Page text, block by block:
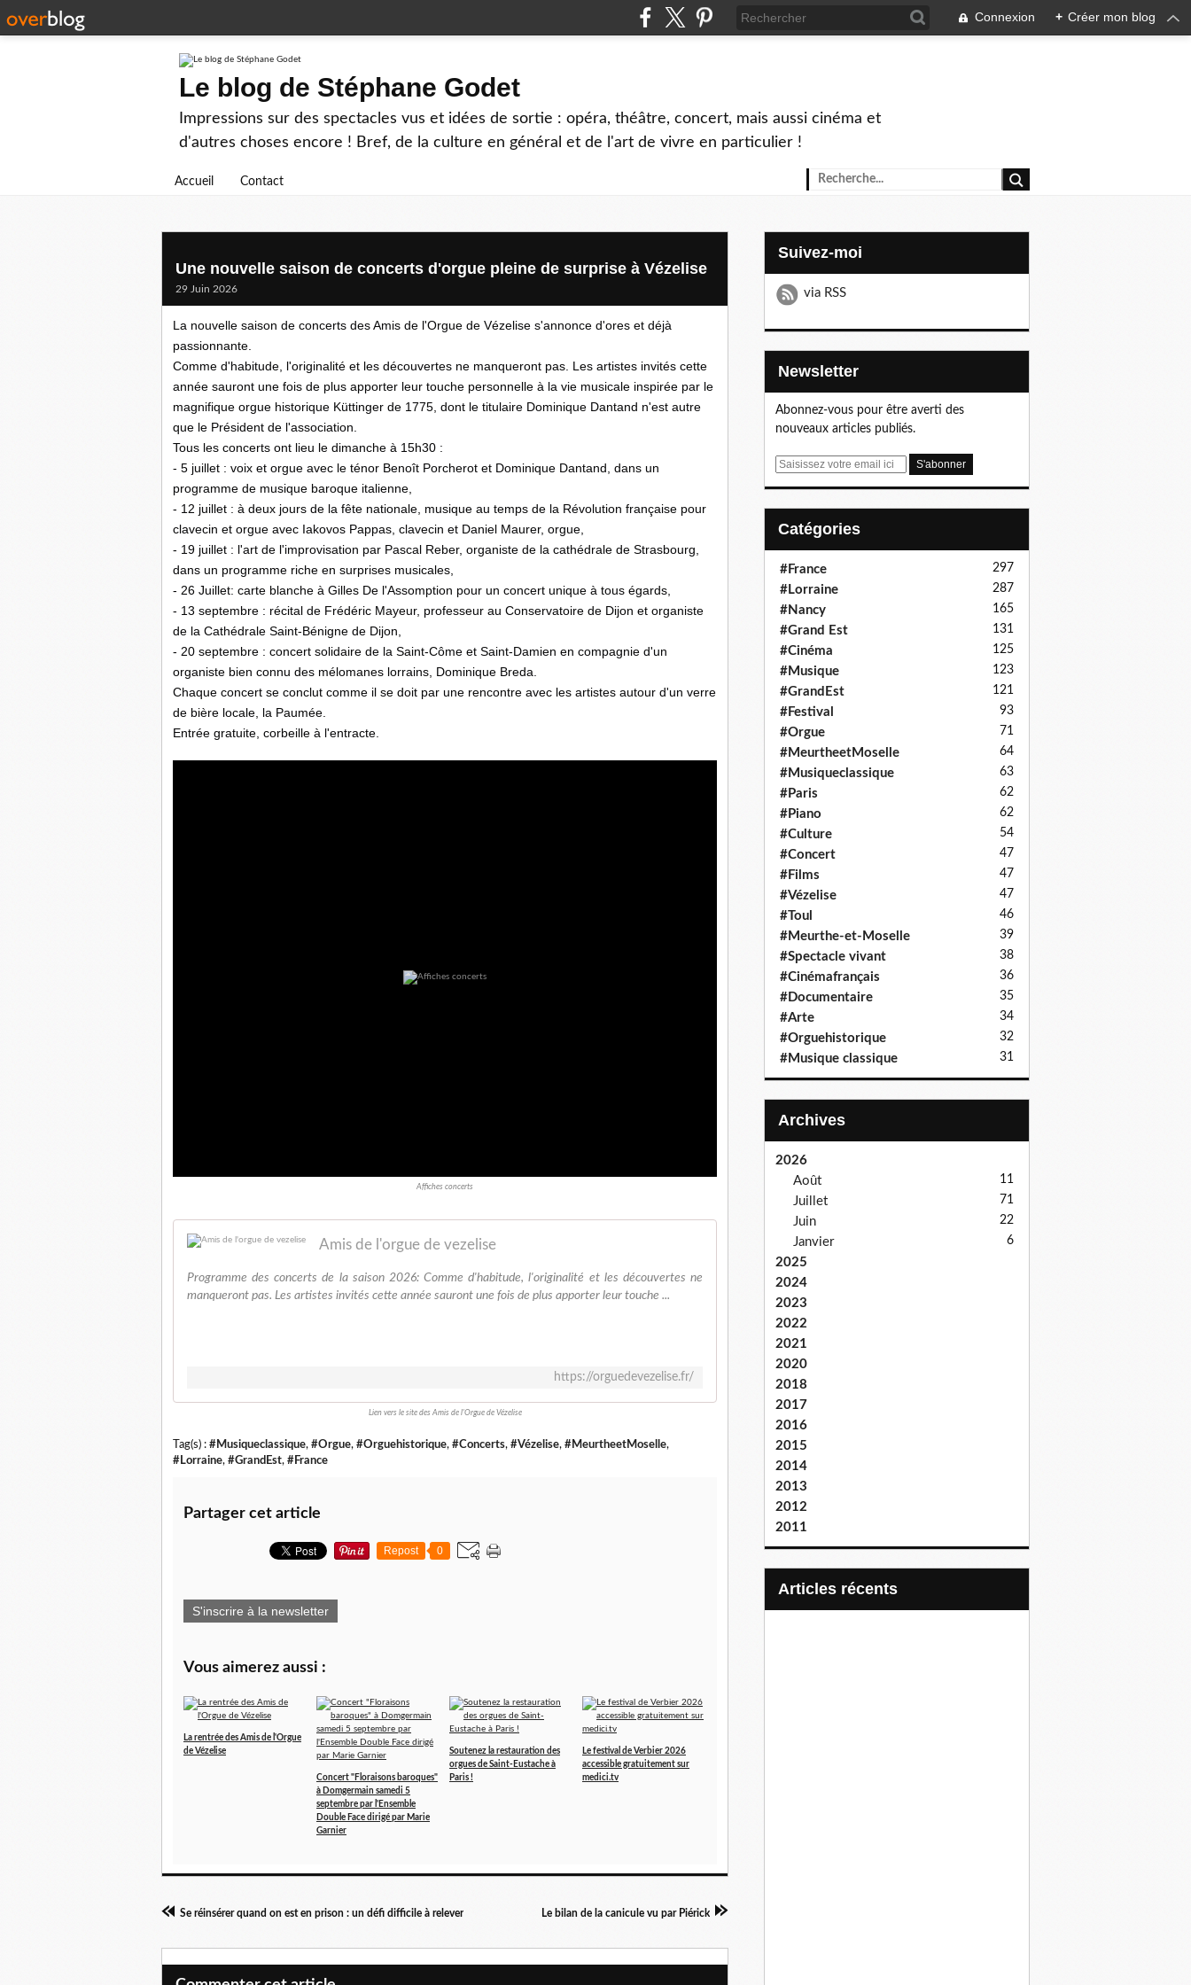
Connexion + Créer mon blog
Le blog de Stéphane Godet
Impressions sur des spectacles vus et idées de sortie : opéra, théâtre, concert, mais aussi cinéma et
d'autres choses encore ! Bref, de la culture en général et de l'art de vivre en particulier !
Accueil Contact
Une nouvelle saison de concerts d'orgue pleine de surprise à Vézelise
29 Juin 2026
La nouvelle saison de concerts des Amis de l'Orgue de Vézelise s'annonce d'ores et déjà
passionnante.
Comme d'habitude, l'originalité et les découvertes ne manqueront pas. Les artistes invités cette
année sauront une fois de plus apporter leur touche personnelle à la vie musicale inspirée par le
magnifique orgue historique Küttinger de 1775, dont le titulaire Dominique Dantand n'est autre
que le Président de l'association.
Tous les concerts ont lieu le dimanche à 15h30 :
- 5 juillet : voix et orgue avec le ténor Benoît Porcherot et Dominique Dantand, dans un
programme de musique baroque italienne,
- 12 juillet : à deux jours de la fête nationale, musique au temps de la Révolution française pour
clavecin et orgue avec Iakovos Pappas, clavecin et Daniel Maurer, orgue,
- 19 juillet : l'art de l'improvisation par Pascal Reber, organiste de la cathédrale de Strasbourg,
dans un programme riche en surprises musicales,
- 26 Juillet: carte blanche à Gilles De l'Assomption pour un concert unique à tous égards,
- 13 septembre : récital de Frédéric Mayeur, professeur au Conservatoire de Dijon et organiste
de la Cathédrale Saint-Bénigne de Dijon,
- 20 septembre : concert solidaire de la Saint-Côme et Saint-Damien en compagnie d'un
organiste bien connu des mélomanes lorrains, Dominique Breda.
Chaque concert se conclut comme il se doit par une rencontre avec les artistes autour d'un verre
de bière locale, la Paumée.
Entrée gratuite, corbeille à l'entracte.
Affiches concerts
Amis de l'orgue de vezelise
Programme des concerts de la saison 2026: Comme d'habitude, l'originalité et les découvertes ne
manqueront pas. Les artistes invités cette année sauront une fois de plus apporter leur touche ...
https://orguedevezelise.fr/
Lien vers le site des Amis de l'Orgue de Vézelise
Tag(s) : #Musiqueclassique, #Orgue, #Orguehistorique, #Concerts, #Vézelise, #MeurtheetMoselle,
#Lorraine, #GrandEst, #France
Partager cet article
Repost 0
S'inscrire à la newsletter
Vous aimerez aussi :
La rentrée des Amis de l'Orgue
de Vézelise
Concert "Floraisons baroques"
à Domgermain samedi 5
septembre par l'Ensemble
Double Face dirigé par Marie
Garnier
Soutenez la restauration des
orgues de Saint-Eustache à
Paris !
Le festival de Verbier 2026
accessible gratuitement sur
medici.tv
Se réinsérer quand on est en prison : un défi difficile à relever Le bilan de la canicule vu par Piérick
Suivez-moi
via RSS
Newsletter
Abonnez-vous pour être averti des
nouveaux articles publiés.
E
Catégories
#France 297
#Lorraine 287
#Nancy 165
#Grand Est 131
#Cinéma 125
#Musique 123
#GrandEst 121
#Festival 93
#Orgue 71
#MeurtheetMoselle 64
#Musiqueclassique 63
#Paris 62
#Piano 62
#Culture 54
#Concert 47
#Films 47
#Vézelise 47
#Toul 46
#Meurthe-et-Moselle 39
#Spectacle vivant 38
#Cinémafrançais 36
#Documentaire 35
#Arte 34
#Orguehistorique 32
#Musique classique 31
Archives
2026
Août
11
Juillet 71
Juin 22
Janvier 6
2025
2024
2023
2022
2021
2020
2018
2017
2016
2015
2014
2013
2012
2011
articles récents